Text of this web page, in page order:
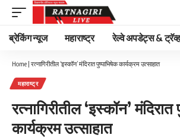
ब्रेकिंग न्यूज महाराष्ट्र रेल्वे अपडेट्स &
Home | रत्नागिरीतील ‘इस्कॉन’ मंदिरात पुष्पाभिषेक कार्यक्रम उत्साहात
महाराष्ट्र
रत्नागिरीतील ‘इस्कॉन’ मंदिरात
कार्यक्रम उत्साहात